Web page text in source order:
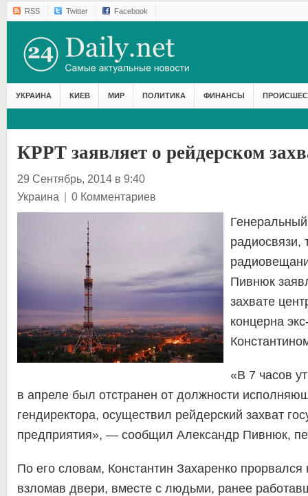
RSS Twitter Facebook
УКРАИНА КИЕВ МИР ПОЛИТИКА ФИНАНСЫ
КРРТ заявляет о рейдерском
29 Сентябрь, 2014 в 9:40
Украина | 0 Комментариев
радиосвязи,
Пивнюк
захвате
концерна
«В 7 часов
в апреле был отстранен от должности
гендиректора, осуществил рейдерский захват
предприятия», — сообщил Александр Пивнюк,
По его словам, Константин Захаренко прорвался
взломав двери, вместе с людьми, ранее